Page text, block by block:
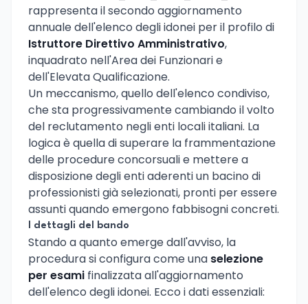
rappresenta il secondo aggiornamento
annuale dell'elenco degli idonei per il profilo di
Istruttore Direttivo Amministrativo,
inquadrato nell'Area dei Funzionari e
dell'Elevata Qualificazione.
Un meccanismo, quello dell'elenco condiviso,
che sta progressivamente cambiando il volto
del reclutamento negli enti locali italiani. La
logica è quella di superare la frammentazione
delle procedure concorsuali e mettere a
disposizione degli enti aderenti un bacino di
professionisti già selezionati, pronti per essere
assunti quando emergono fabbisogni concreti.
I dettagli del bando
Stando a quanto emerge dall'avviso, la
procedura si configura come una selezione
per esami finalizzata all'aggiornamento
dell'elenco degli idonei. Ecco i dati essenziali: